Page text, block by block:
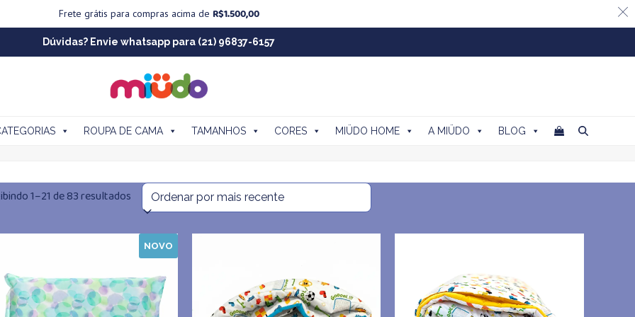
Frete grátis para compras acima de R$1.500,00
Dúvidas? Envie whatsapp para (21) 96837-6157
ROUPA DE CAMA TAMANHOS CORES MIÜDO HOME A MIÜDO
BLOG
1–21 de 83 resultados Classificado
mais
recente
NOVO